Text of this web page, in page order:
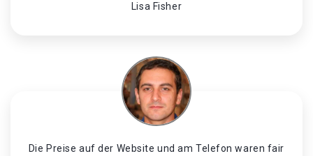
Lisa Fisher
Die Preise auf der Website und am Telefon waren fair